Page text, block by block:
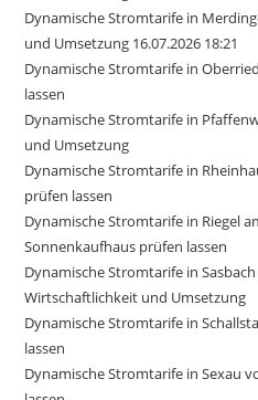
Dynamische Stromtarife in
und Umsetzung 16.07.2026 18:21
Dynamische Stromtarife in
lassen
Dynamische Stromtarife in
und Umsetzung
Dynamische Stromtarife in
prüfen lassen
Dynamische Stromtarife in Riegel
Sonnenkaufhaus prüfen lassen
Dynamische Stromtarife in
Wirtschaftlichkeit und Umsetzung
Dynamische Stromtarife in
lassen
Dynamische Stromtarife in Sexau